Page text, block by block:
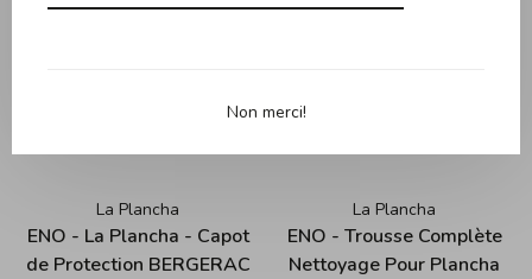
La Plancha
ENO - La Plancha - Capot
de Protection BERGERAC
La Plancha
ENO - Trousse Complète
Nettoyage Pour Plancha
Non merci!